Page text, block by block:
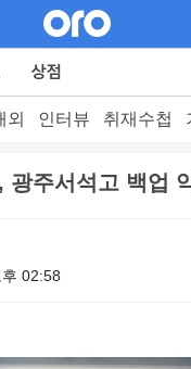
외 인터뷰 취재수첩
광주서석고 백업
02:58